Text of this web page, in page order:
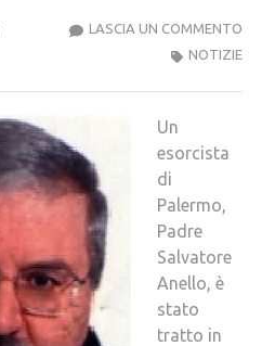
LASCIA UN COMMENTO
NOTIZIE
Un
esorcista
di
Palermo,
Padre
Salvatore
Anello, è
stato
tratto in